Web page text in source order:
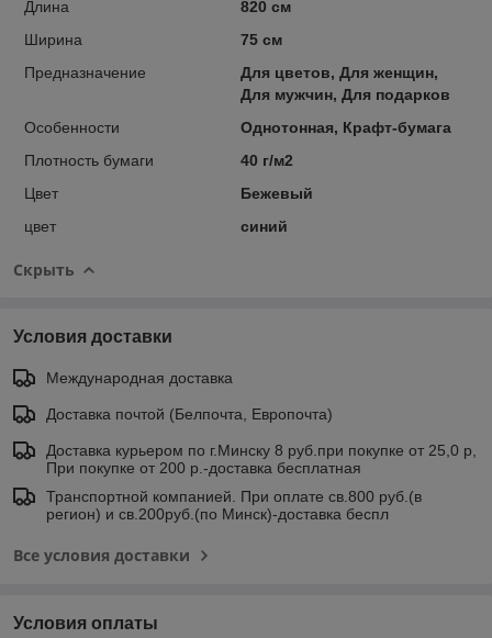
Длина
820 см
Ширина
75 см
Предназначение
Для цветов, Для женщин,
Для мужчин, Для подарков
Особенности
Однотонная, Крафт-бумага
Плотность бумаги
40 г/м2
Цвет
Бежевый
цвет
синий
Скрыть
Условия доставки
Международная доставка
Доставка почтой (Белпочта, Европочта)
Доставка курьером по г.Минску 8 руб.при покупке от 25,0 р,
При покупке от 200 р.-доставка бесплатная
Транспортной компанией. При оплате св.800 руб.(в
регион) и св.200руб.(по Минск)-доставка беспл
Все условия доставки
Условия оплаты